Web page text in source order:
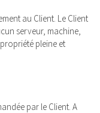
au Client. Le Client
serveur, machine,
pleine et
par le Client. A